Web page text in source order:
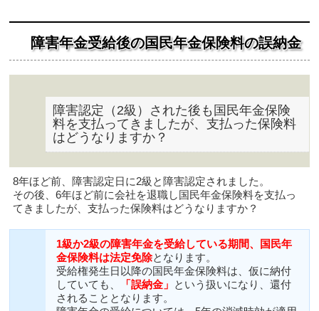
障害年金受給後の国民年金保険料の誤納金
障害認定（2級）された後も国民年金保険
料を支払ってきましたが、支払った保険料
はどうなりますか？
8年ほど前、障害認定日に2級と障害認定されました。
その後、6年ほど前に会社を退職し国民年金保険料を支払っ
てきましたが、支払った保険料はどうなりますか？
1級か2級の障害年金を受給している期間、国民年
金保険料は法定免除となります。
受給権発生日以降の国民年金保険料は、仮に納付
していても、
「誤納金」 という扱いになり、還付
されることとなります。